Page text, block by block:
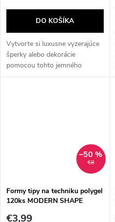
DO KOŠÍKA
Vytvorte si luxusne vyzerajúce
šperky alebo dekorácie
pomocou tohto jemného
rámčeka určeného na zalievanie
€8
–50 %
Formy tipy na techniku polygel
120ks MODERN SHAPE
€3,99